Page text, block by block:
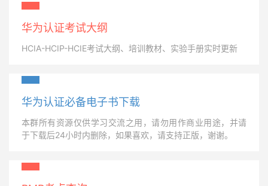
华为认证考试大纲
HCIA-HCIP-HCIE考试大纲、培训教材、实验手册实时更新
华为认证必备电子书下载
本群所有资源仅供学习交流之用，请勿用作商业用途，并请
于下载后24小时内删除，如果喜欢，请支持正版，谢谢。